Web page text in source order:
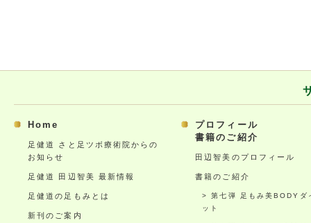
Home
足健道 さと足ツボ療術院からの
お知らせ
足健道 田辺智美 最新情報
足健道の足もみとは
新刊のご案内
プロフィール
書籍のご紹介
田辺智美のプロフィール
書籍のご紹介
第七弾 足もみ美BODYダ
ット